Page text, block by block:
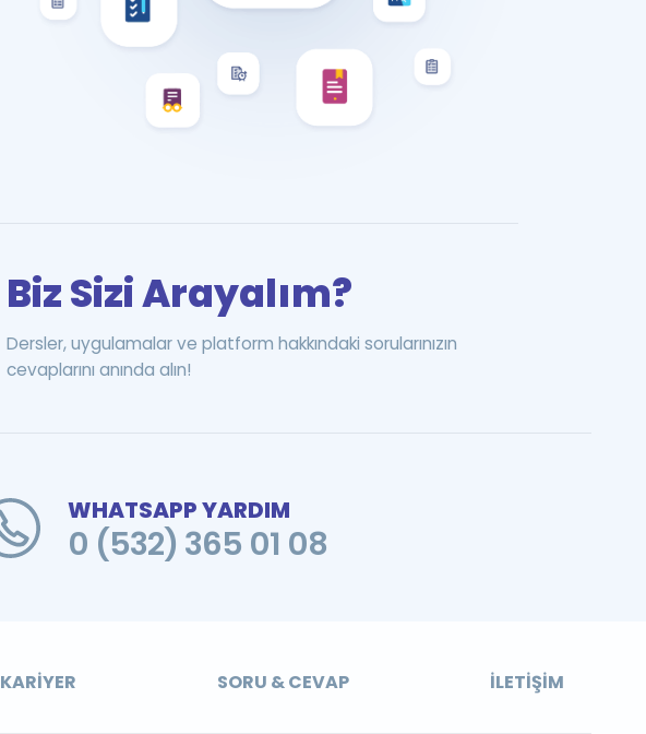
Biz Sizi Arayalım?
Dersler, uygulamalar ve platform hakkındaki sorularınızın
cevaplarını anında alın!
WHATSAPP YARDIM
0 (532) 365 01 08
KARIYER SORU & CEVAP İLETIŞIM